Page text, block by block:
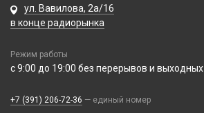
Зарядные устройства
АЗУ + FM-модулятор
Адаптеры
Кабели
2 в 1
Аксессуары для ПК
ул. Вавилова, 2а/16
в конце радиорынка
Режим работы
с 9:00 до 19:00 без перерывов и выходных
+7 (391) 206-72-36 — единый номер